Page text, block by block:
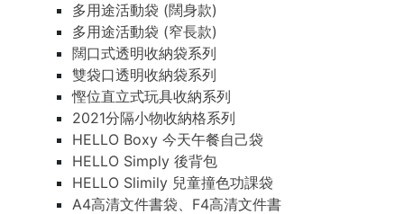
多用途活動袋 (闊身款)
多用途活動袋 (窄長款)
闊口式透明收納袋系列
雙袋口透明收納袋系列
慳位直立式玩具收納系列
2021分隔小物收納格系列
HELLO Boxy 今天午餐自己袋
HELLO Simply 後背包
HELLO Slimily 兒童撞色功課袋
A4高清文件書袋、F4高清文件書